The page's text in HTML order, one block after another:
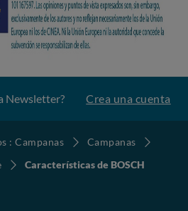
Newsletter? Crea una cuenta
: Campanas
Campanas
Características de BOSCH